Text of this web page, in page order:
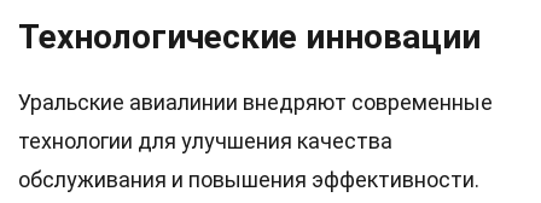
Технологические инновации
Уральские авиалинии внедряют современные
технологии для улучшения качества
обслуживания и повышения эффективности.